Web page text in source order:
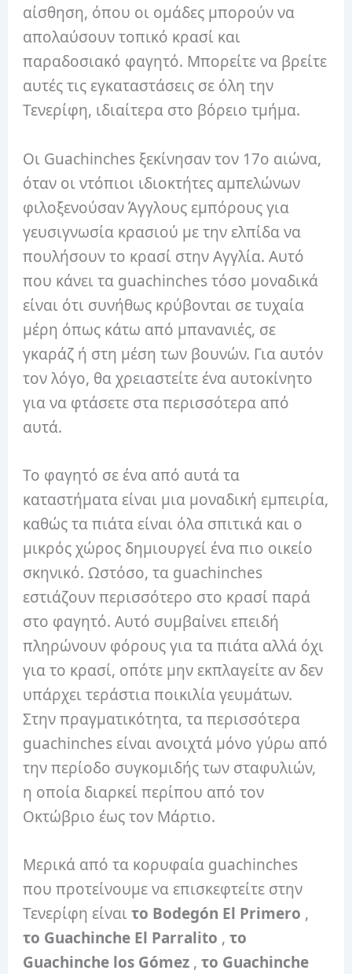
αίσθηση, όπου οι ομάδες μπορούν να
απολαύσουν τοπικό κρασί και
παραδοσιακό φαγητό. Μπορείτε να βρείτε
αυτές τις εγκαταστάσεις σε όλη την
Τενερίφη, ιδιαίτερα στο βόρειο τμήμα.
Οι Guachinches ξεκίνησαν τον 17ο αιώνα,
όταν οι ντόπιοι ιδιοκτήτες αμπελώνων
φιλοξενούσαν Άγγλους εμπόρους για
γευσιγνωσία κρασιού με την ελπίδα να
πουλήσουν το κρασί στην Αγγλία. Αυτό
που κάνει τα guachinches τόσο μοναδικά
είναι ότι συνήθως κρύβονται σε τυχαία
μέρη όπως κάτω από μπανανιές, σε
γκαράζ ή στη μέση των βουνών. Για αυτόν
τον λόγο, θα χρειαστείτε ένα αυτοκίνητο
για να φτάσετε στα περισσότερα από
αυτά.
Το φαγητό σε ένα από αυτά τα
καταστήματα είναι μια μοναδική εμπειρία,
καθώς τα πιάτα είναι όλα σπιτικά και ο
μικρός χώρος δημιουργεί ένα πιο οικείο
σκηνικό. Ωστόσο, τα guachinches
εστιάζουν περισσότερο στο κρασί παρά
στο φαγητό. Αυτό συμβαίνει επειδή
πληρώνουν φόρους για τα πιάτα αλλά όχι
για το κρασί, οπότε μην εκπλαγείτε αν δεν
υπάρχει τεράστια ποικιλία γευμάτων.
Στην πραγματικότητα, τα περισσότερα
guachinches είναι ανοιχτά μόνο γύρω από
την περίοδο συγκομιδής των σταφυλιών,
η οποία διαρκεί περίπου από τον
Οκτώβριο έως τον Μάρτιο.
Μερικά από τα κορυφαία guachinches
που προτείνουμε να επισκεφτείτε στην
Τενερίφη είναιτο Bodegón El Primero ,
το Guachinche El Parralito ,το
Guachinche los Gómez ,το Guachinche